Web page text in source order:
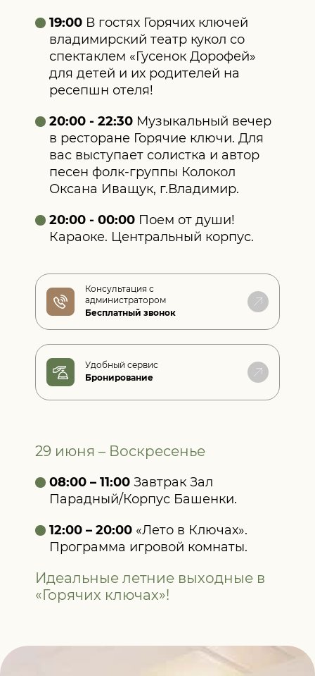
19:00 В гостях Горячих ключей
владимирский театр кукол со
спектаклем «Гусенок Дорофей»
для детей и их родителей на
ресепшн отеля!
20:00 - 22:30 Музыкальный вечер
в ресторане Горячие ключи. Для
вас выступает солистка и автор
песен фолк-группы Колокол
Оксана Иващук, г.Владимир.
20:00 - 00:00 Поем от души!
Караоке. Центральный корпус.
Консультация с
администратором
Бесплатный звонок
Удобный сервис
Бронирование
29 июня – Воскресенье
08:00 – 11:00 Завтрак Зал
Парадный/Корпус Башенки.
12:00 – 20:00 «Лето в Ключах».
Программа игровой комнаты.
Идеальные летние выходные в
«Горячих ключах»!